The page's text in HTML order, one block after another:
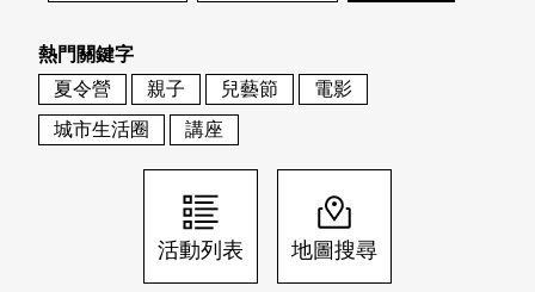
地圖搜尋
關於我們
刊物索取地點
會員基本資料
刊登活動
網站導覽 English
日本語 登入/註冊
熱門關鍵字
夏令營
親子 兒藝節
電影
城市生活圈
講座
活動列表 地圖搜尋